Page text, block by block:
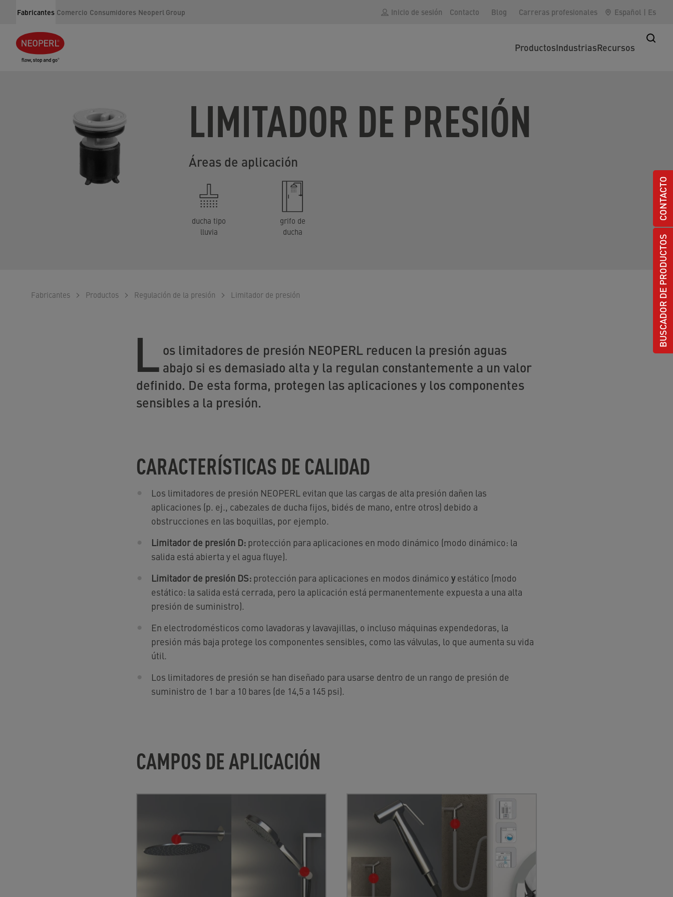
Fabricantes Comercio Consumidores Neoperl Group Inicio de sesión Contacto Blog Carreras profesionales Español | Es
ProductosIndustriasRecursos
LIMITADOR DE PRESIÓN
Áreas de aplicación
ducha tipo
lluvia
grifo de
ducha
Fabricantes Productos Regulación de la presión Limitador de presión
L os limitadores de presión NEOPERL reducen la presión aguas
abajo si es demasiado alta y la regulan constantemente a un valor
definido. De esta forma, protegen las aplicaciones y los componentes
sensibles a la presión.
CARACTERÍSTICAS DE CALIDAD
Los limitadores de presión NEOPERL evitan que las cargas de alta presión dañen las
aplicaciones (p. ej., cabezales de ducha fijos, bidés de mano, entre otros) debido a
obstrucciones en las boquillas, por ejemplo.
Limitador de presión D: protección para aplicaciones en modo dinámico (modo dinámico: la
salida está abierta y el agua fluye).
Limitador de presión DS: protección para aplicaciones en modos dinámico yestático (modo
estático: la salida está cerrada, pero la aplicación está permanentemente expuesta a una alta
presión de suministro).
En electrodomésticos como lavadoras y lavavajillas, o incluso máquinas expendedoras, la
presión más baja protege los componentes sensibles, como las válvulas, lo que aumenta su vida
útil.
Los limitadores de presión se han diseñado para usarse dentro de un rango de presión de
suministro de 1 bar a 10 bares (de 14,5 a 145 psi).
CAMPOS DE APLICACIÓN
BUSCADOR DE PRODUCTOS
CONTACTO